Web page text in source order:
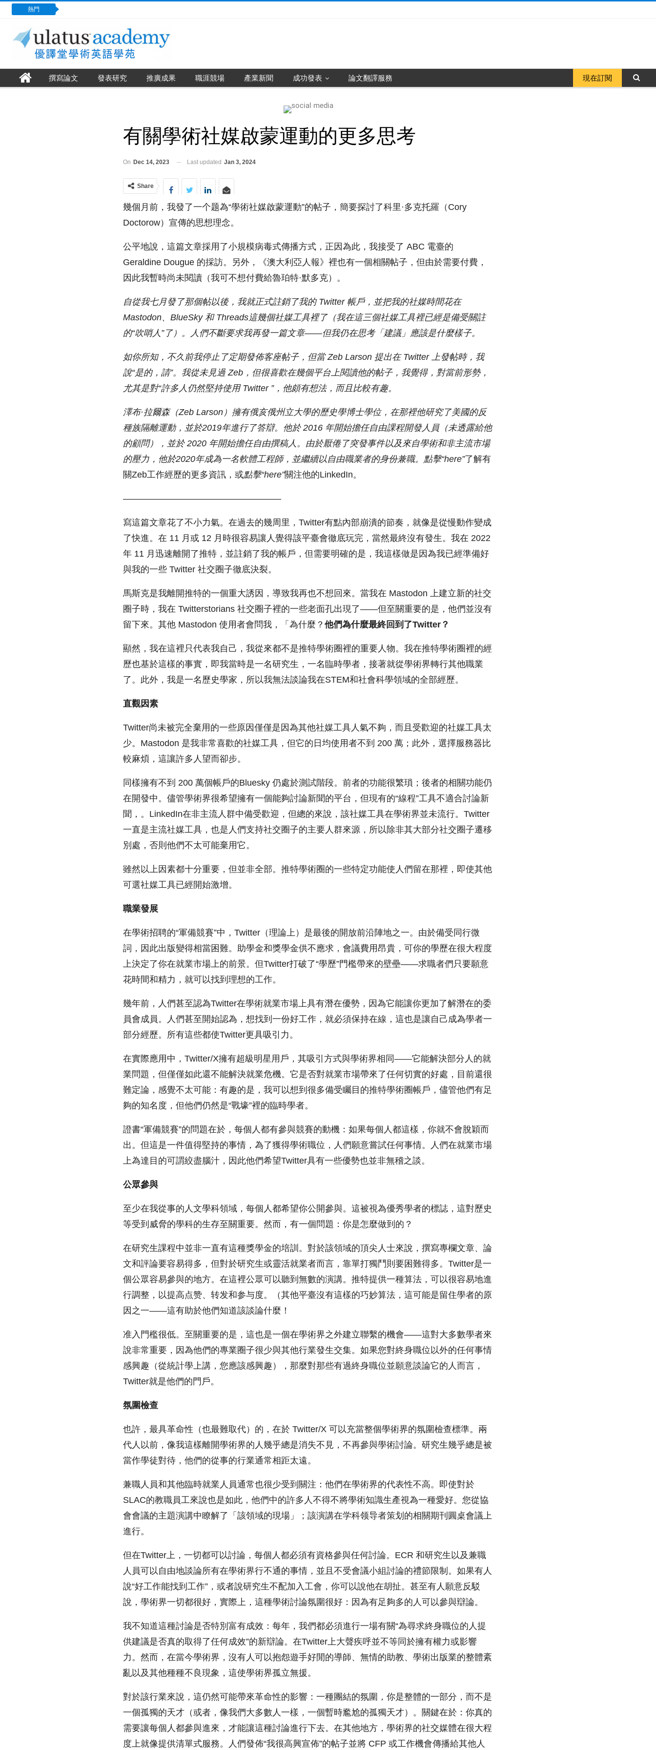
熱門
撰寫論文 發表研究 推廣成果 職涯競場 產業新聞 成功發表 論文翻譯服務 現在訂閱
有關學術社媒啟蒙運動的更多思考
On Dec 14, 2023 Last updated Jan 3, 2024
Share
幾個月前，我發了一个题為“學術社媒啟蒙運動”的帖子，簡要探討了科里·多克托羅（Cory
Doctorow）宣傳的思想理念。
公平地說，這篇文章採用了小規模病毒式傳播方式，正因為此，我接受了 ABC 電臺的
Geraldine Dougue 的採訪。另外，《澳大利亞人報》裡也有一個相關帖子，但由於需要付費，
因此我暫時尚未閱讀（我可不想付費給魯珀特·默多克）。
自從我七月發了那個帖以後， 我就正式註銷了我的 Twitter 帳戶，並把我的社媒時間花在
Mastodon、BlueSky 和 Threads這幾個社媒工具裡了（我在這三個社媒工具裡已經是備受關註
的“吹哨人 ”了）。人們不斷要求我再發一篇文章——但我仍在思考「建議」應該是什麼樣子。
如你所知，不久前我停止了定期發佈客座帖子，但當 Zeb Larson 提出在 Twitter 上發帖時，我
說“是的，請”。我從未見過 Zeb，但很喜歡在幾個平台上閱讀他的帖子， 我覺得，對當前形勢，
尤其是對“許多人仍然堅持使用 Twitter ”， 他頗有想法，而且比較有趣。
澤布·拉爾森（Zeb Larson）擁有俄亥俄州立大學的歷史學博士學位，在那裡他研究了美國的反
種族隔離運動，並於2019年進行了答辯。他於 2016 年開始擔任自由課程開發人員（未透露給他
的顧問），並於 2020 年開始擔任自由撰稿人。 由於厭倦了突發事件以及來自學術和非主流市場
的壓力，他於2020年成為一名軟體工程師，並繼續以自由職業者的身份兼職。 點擊“here”了解有
關Zeb工作經歷的更多資訊，或點擊“here”關注他的LinkedIn。
——————————————————
寫這篇文章花了不小力氣。在過去的幾周里，Twitter有點內部崩潰的節奏，就像是從慢動作變成
了快進。在 11 月或 12 月時很容易讓人覺得該平臺會徹底玩完，當然最終沒有發生。我在 2022
年 11 月迅速離開了推特，並註銷了我的帳戶，但需要明確的是，我這樣做是因為我已經準備好
與我的一些 Twitter 社交圈子徹底決裂。
馬斯克是我離開推特的一個重大誘因，導致我再也不想回來。當我在 Mastodon 上建立新的社交
圈子時，我在 Twitterstorians 社交圈子裡的一些老面孔出現了——但至關重要的是，他們並沒有
留下來。其他 Mastodon 使用者會問我，「為什麼？他們為什麼最終回到 了Twitter？
顯然，我在這裡只代表我自己，我從來都不是推特學術圈裡的重要人物。我在推特學術圈裡的經
歷也基於這樣的事實，即我當時是一名研究生，一名臨時學者，接著就從學術界轉行其他職業
了。此外，我是一名歷史學家，所以我無法談論我在STEM和社會科學領域的全部經歷。
直觀因素
Twitter尚未被完全棄用的一些原因僅僅是因為其他社媒工具人氣不夠，而且受歡迎的社媒工具太
少。Mastodon 是我非常喜歡的社媒工具，但它的日均使用者不到 200 萬；此外，選擇服務器比
較麻煩，這讓許多人望而卻步。
同樣擁有不到 200 萬個帳戶的Bluesky 仍處於測試階段。前者的功能很繁瑣；後者的相關功能仍
在開發中。儘管學術界很希望擁有一個能夠討論新聞的平台，但現有的“線程”工具不適合討論新
聞，。LinkedIn在非主流人群中備受歡迎，但總的來說，該社媒工具在學術界並未流行。Twitter
一直是主流社媒工具，也是人們支持社交圈子的主要人群來源，所以除非其大部分社交圈子遷移
別處，否則他們不太可能棄用它。
雖然以上因素都十分重要，但並非全部。推特學術圈的一些特定功能使人們留在那裡，即使其他
可選社媒工具已經開始激增。
職業發展
在學術招聘的“軍備競賽”中，Twitter（理論上）是最後的開放前沿陣地之一。由於備受同行微
詞，因此出版變得相當困難。助學金和獎學金供不應求，會議費用昂貴，可你的學歷在很大程度
上決定了你在就業市場上的前景。但Twitter打破了“學歷”門檻帶來的壁壘——求職者們只要願意
花時間和精力，就可以找到理想的工作。
幾年前，人們甚至認為Twitter在學術就業市場上具有潛在優勢，因為它能讓你更加了解潛在的委
員會成員。人們甚至開始認為，想找到一份好工作，就必須保持在線，這也是讓自己成為學者一
部分經歷。所有這些都使Twitter更具吸引力。
在實際應用中，Twitter/X擁有超級明星用戶，其吸引方式與學術界相同——它能解決部分人的就
業問題，但僅僅如此還不能解決就業危機。它是否對就業市場帶來了任何切實的好處，目前還很
難定論，感覺不太可能：有趣的是，我可以想到很多備受矚目的推特學術圈帳戶，儘管他們有足
夠的知名度，但他們仍然是“戰壕”裡的臨時學者。
證書“軍備競賽”的問題在於，每個人都有參與競賽的動機：如果每個人都這樣，你就不會脫穎而
出。但這是一件值得堅持的事情，為了獲得學術職位，人們願意嘗試任何事情。人們在就業市場
上為達目的可謂絞盡腦汁，因此他們希望Twitter具有一些優勢也並非無稽之談。
公眾參與
至少在我從事的人文學科領域，每個人都希望你公開參與。這被視為優秀學者的標誌，這對歷史
等受到威脅的學科的生存至關重要。然而，有一個問題：你是怎麼做到的？
在研究生課程中並非一直有這種獎學金的培訓。對於該領域的頂尖人士來說，撰寫專欄文章、論
文和評論要容易得多，但對於研究生或靈活就業者而言，靠單打獨鬥則要困難得多。Twitter是一
個公眾容易參與的地方。在這裡公眾可以聽到無數的演講。推特提供一種算法，可以很容易地進
行調整，以提高点赞、转发和参与度。（其他平臺沒有這樣的巧妙算法，這可能是留住學者的原
因之一——這有助於他們知道該談論什麼！
准入門檻很低。至關重要的是，這也是一個在學術界之外建立聯繫的機會——這對大多數學者來
說非常重要，因為他們的專業圈子很少與其他行業發生交集。如果您對終身職位以外的任何事情
感興趣（從統計學上講，您應該感興趣），那麼對那些有過終身職位並願意談論它的人而言，
Twitter就是他們的門戶。
氛圍檢查
也許，最具革命性（也最難取代）的，在於 Twitter/X 可以充當整個學術界的氛圍檢查標準。兩
代人以前，像我這樣離開學術界的人幾乎總是消失不見，不再參與學術討論。研究生幾乎總是被
當作學徒對待，他們的從事的行業通常相距太遠。
兼職人員和其他臨時就業人員通常也很少受到關注：他們在學術界的代表性不高。即使對於
SLAC的教職員工來說也是如此，他們中的許多人不得不將學術知識生產視為一種愛好。您從協
會會議的主題演講中瞭解了「該領域的現場」；該演講在学科领导者策划的相關期刊圓桌會議上
進行。
但在Twitter上，一切都可以討論，每個人都必須有資格參與任何討論。ECR 和研究生以及兼職
人員可以自由地談論所有在學術界行不通的事情，並且不受會議小組討論的禮節限制。如果有人
說“好工作能找到工作”，或者說研究生不配加入工會，你可以說他在胡扯。甚至有人願意反駁
說，學術界一切都很好，實際上，這種學術討論氛圍很好：因為有足夠多的人可以參與辯論。
我不知道這種討論是否特別富有成效：每年，我們都必須進行一場有關“為尋求終身職位的人提
供建議是否真的取得了任何成效”的新辯論。在Twitter上大聲疾呼並不等同於擁有權力或影響
力。然而，在當今學術界，沒有人可以抱怨遊手好閒的導師、無情的助教、學術出版業的整體紊
亂以及其他種種不良現象，這使學術界孤立無援。
對於該行業來說，這仍然可能帶來革命性的影響：一種團結的氛圍，你是整體的一部分，而不是
一個孤獨的天才（或者，像我們大多數人一樣，一個暫時尷尬的孤獨天才）。關鍵在於：你真的
需要讓每個人都參與進來，才能讓這種討論進行下去。在其他地方，學術界的社交媒體在很大程
度上就像提供清單式服務。人們發佈“我很高興宣佈”的帖子並將 CFP 或工作機會傳播給其他人